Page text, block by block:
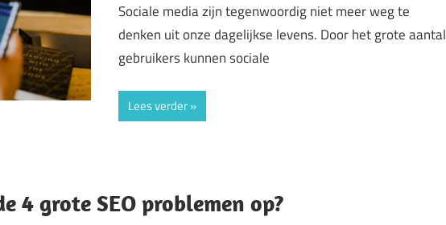
Sociale media zijn tegenwoordig niet meer weg te
denken uit onze dagelijkse levens. Door het grote aantal
gebruikers kunnen sociale
Lees verder
4 grote SEO problemen op?